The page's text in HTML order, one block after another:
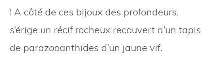
! A côté de ces bijoux des profondeurs,
s’érige un récif rocheux recouvert d’un tapis
de parazooanthides d’un jaune vif.